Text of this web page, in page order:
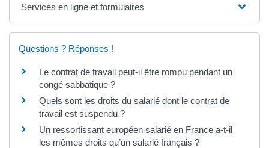
Services en ligne et formulaires
Questions ? Réponses !
Le contrat de travail peut-il être rompu pendant un
congé sabbatique ?
Quels sont les droits du salarié dont le contrat de
travail est suspendu ?
Un ressortissant européen salarié en France a-t-il
les mêmes droits qu’un salarié français ?